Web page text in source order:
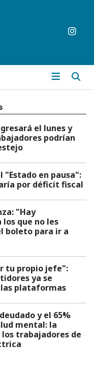
el lunes y
podrían
"Estado en pausa":
por déficit fiscal
"Hay
que no les
boleto para ir a
tu propio jefe":
ya se
plataformas
y el 65%
mental: la
trabajadores de